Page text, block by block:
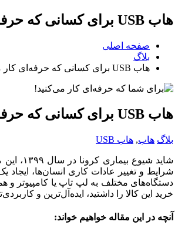
هاب USB برای کسانی که حرفه‌ای کار می‌کنند!
صفحه اصلی
بلاگ
هاب USB برای کسانی که حرفه‌ای کار می‌کنند!
هاب USB برای کسانی که حرفه‌ای کار می‌کنند!
بلاگ هاب, هاب USB
شاید شیوع بیماری کرونا در سال ۱۳۹۹، این موضوع را به خیلی از افراد جامعه یادآوری کرد که می‌توان
شرایط و تغییر عادات کاری انسان‌ها،
خرید این کالا را داشتید، ایده‌آل‌ترین و
آنچه در این مقاله خواهیم خواند: